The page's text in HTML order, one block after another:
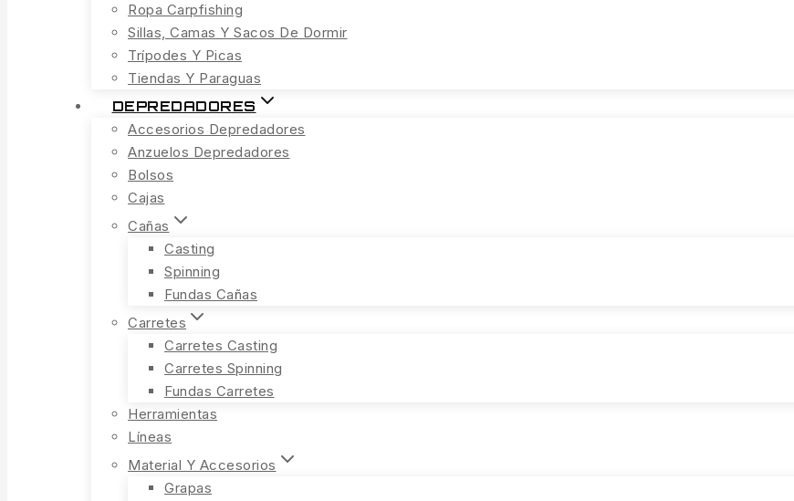
Ropa Carpfishing
Sillas, Camas Y Sacos De Dormir
Trípodes Y Picas
Tiendas Y Paraguas
DEPREDADORES
Accesorios Depredadores
Anzuelos Depredadores
Bolsos
Cajas
Cañas
Casting
Spinning
Fundas Cañas
Carretes
Carretes Casting
Carretes Spinning
Fundas Carretes
Herramientas
Líneas
Material Y Accesorios
Grapas